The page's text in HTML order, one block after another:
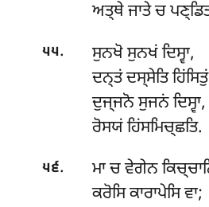
ਅਤ੍ਥੇ ਜਾਤੇ ਚ
੫੫.
ਸੁਨਖੋ ਸੁਨਖਂ ਦਿਸ੍ਵਾ,
ਦਨ੍ਤਂ ਦਸ੍ਸੇਤਿ
ਦੁਜ੍ਜਨੋ ਸੁਜਨਂ ਦਿਸ੍ਵਾ,
ਰੋਸਯਂ ਹਿਂਸਮਿਚ੍ਛਤਿ.
੫੬.
ਮਾ ਚ ਵੇਗੇਨ
ਕਰੋਸਿ ਕਾਰਾਪੇਸਿ ਵਾ;